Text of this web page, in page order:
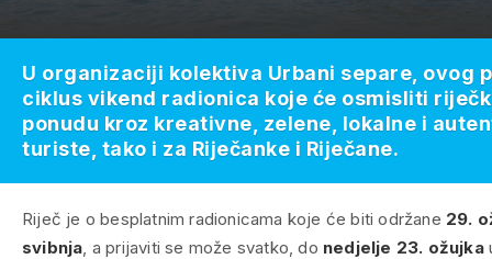
Riječ je o besplatnim radionicama koje će biti održane 29.
svibnja , a prijaviti se može svatko, do nedjelje 23. ožujka
U organizaciji kolektiva Urbani separe, ovog
ciklus vikend radionica koje će osmisliti
ponudu kroz kreativne, zelene, lokalne i
turiste, tako i za Riječanke i Riječane.